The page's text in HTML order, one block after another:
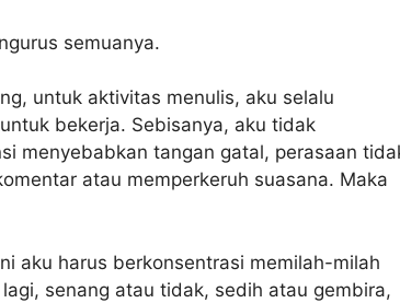
semuanya.
untuk aktivitas menulis, aku selalu
bekerja. Sebisanya, aku tidak
menyebabkan tangan gatal, perasaan
atau memperkeruh suasana. Maka
aku harus berkonsentrasi memilah-milah
senang atau tidak, sedih atau gembira,